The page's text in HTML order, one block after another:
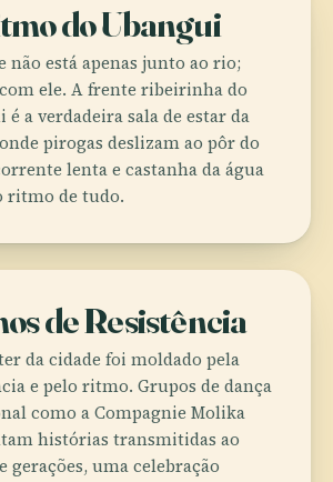
do Ubangui
não está apenas junto ao rio;
ele. A frente ribeirinha do
é a verdadeira sala de estar da
pirogas deslizam ao pôr do
lenta e castanha da água
ritmo de tudo.
de Resistência
da cidade foi moldado pela
e pelo ritmo. Grupos de dança
como a Compagnie Molika
histórias transmitidas ao
gerações, uma celebração